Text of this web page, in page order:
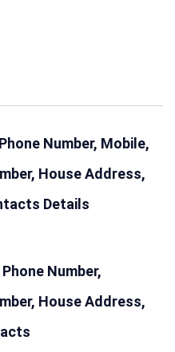
Number, Mobile,
House Address,
Details
Number,
House Address,